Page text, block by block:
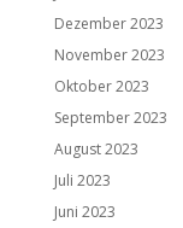
Dezember 2023
November 2023
Oktober 2023
September 2023
August 2023
Juli 2023
Juni 2023